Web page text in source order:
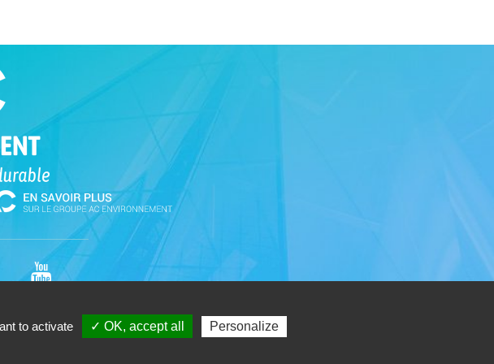
Edouard BRANLY 57000 Metz
Metz (MOSELLE)
to activate ✓ OK, accept all Personalize